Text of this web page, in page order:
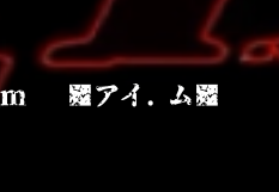
■アイ. ム■